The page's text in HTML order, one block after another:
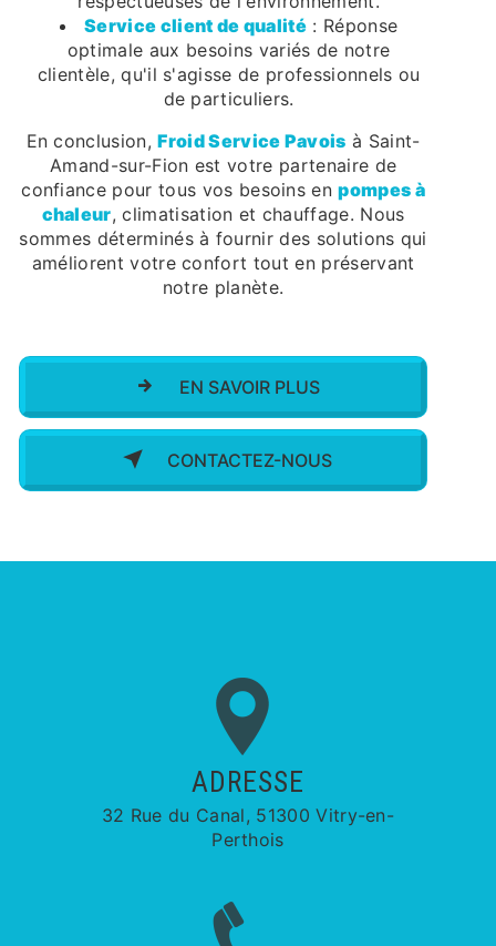
Service client de qualité: Réponse
optimale aux besoins variés de notre
clientèle, qu'il s'agisse de professionnels ou
de particuliers.
En conclusion,Froid Service Pavois à Saint-
Amand-sur-Fion est votre partenaire de
confiance pour tous vos besoins enpompes à
chaleur, climatisation et chauffage. Nous
sommes déterminés à fournir des solutions qui
améliorent votre confort tout en préservant
notre planète.
EN SAVOIR PLUS
CONTACTEZ-NOUS
ADRESSE
32 Rue du Canal, 51300 Vitry-en-
Perthois